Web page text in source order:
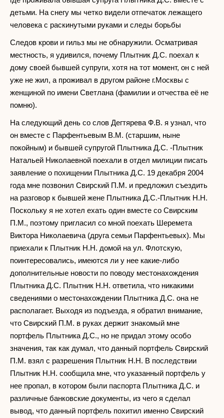
детьми. На снегу мы четко видели отпечаток лежащего
человека с раскинутыми руками и следы борьбы
Следов крови и гильз мы не обнаружили. Осматривая
местность, я удивился, почему Плытник Д.С. поехал к
дому своей бывшей супруги, хотя на тот момент, он с ней
уже не жил, а проживал в другом районе г.Москвы с
женщиной по имени Светлана (фамилии и отчества её не
помню).
На следующий день со слов Дегтярева Ф.В. я узнал, что
он вместе с Парфентьевым В.М. (старшим, ныне
покойным) и бывшей супругой Плытника Д.С. -Плытник
Натальей Николаевной поехали в отдел милиции писать
заявление о похищении Плытника Д.С. 19 декабря 2004
года мне позвонил Свирский П.М. и предложил съездить
на разговор к бывшей жене Плытника Д.С.-Плытник Н.Н.
Поскольку я не хотел eхать один вместе со Свирским
П.М., поэтому пригласил со мной поехать Шеремета
Виктора Николаевича (друга семьи Парфентьевых). Мы
приехали к Плытник Н.Н. домой на ул. Флотскую,
поинтересовались, имеются ли у нее какие-либо
дополнительные новости по поводу местонахождения
Плытника Д.С. Плытник Н.Н. ответила, что никакими
сведениями о местонахождении Плытника Д.С. она не
располагает. Выходя из подъезда, я обратил внимание,
что Свирский П.М. в руках держит знакомый мне
портфель Плытника Д.С., но не придал этому особо
значения, так как думал, что данный портфель Свирский
П.М. взял с разрешения Плытник Н.Н. В последствии
Плытник Н.Н. сообщила мне, что указанный портфель у
нее пропал, в котором были паспорта Плытника Д.С. и
различные банковские документы, из чего я сделал
вывод, что данный портфель похитил именно Свирский